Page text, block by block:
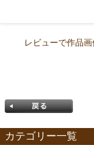
レビューで作品
カテゴリー一覧